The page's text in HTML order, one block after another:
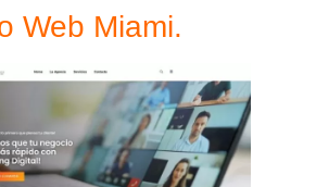
Web Miami.